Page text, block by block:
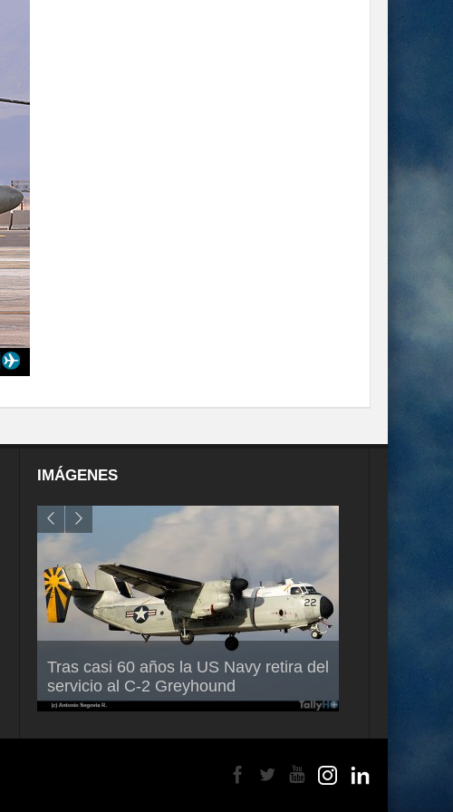
IMÁGENES
Tras casi 60 años la US Navy retira del
servicio al C-2 Greyhound
Air France-KLM anuncia a Guilhem
Mallet como nuevo Director General
para América Latina